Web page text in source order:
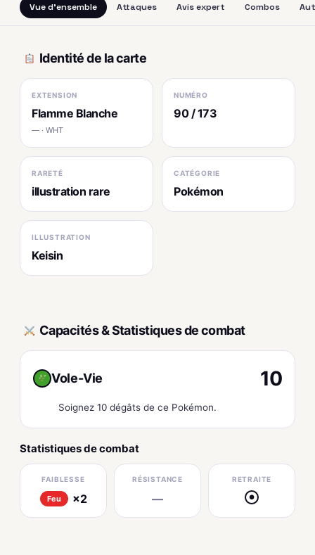
Vue d'ensemble Attaques Avis expert Combos
Identité de la carte
EXTENSION
Flamme Blanche
— · WHT
NUMÉRO
90 / 173
RARETÉ
illustration rare
CATÉGORIE
Pokémon
ILLUSTRATION
Keisin
Capacités & Statistiques de combat
Vole-Vie 10
Soignez 10 dégâts de ce Pokémon.
Statistiques de combat
FAIBLESSE
Feu ×2
RÉSISTANCE
—
RETRAITE
●